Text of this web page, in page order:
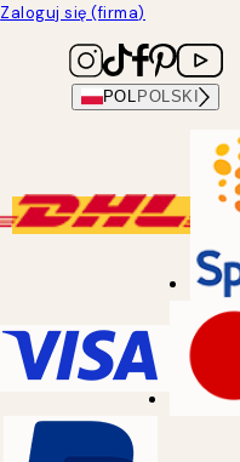
Zaloguj się (firma)
POL POLSKI